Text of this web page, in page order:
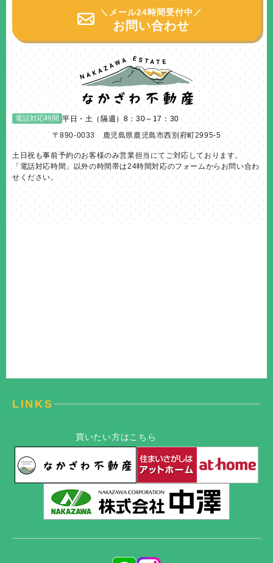
＼メール24時間受付中／
お問い合わせ
電話対応時間 平日・土（隔週）8：30～17：30
〒890-0033 鹿児島県鹿児島市西別府町2995-5
土日祝も事前予約のお客様のみ営業担当にてご対応しております。
「電話対応時間」以外の時間帯は24時間対応のフォームからお問い合わ
せください。
LINKS
買いたい方はこちら